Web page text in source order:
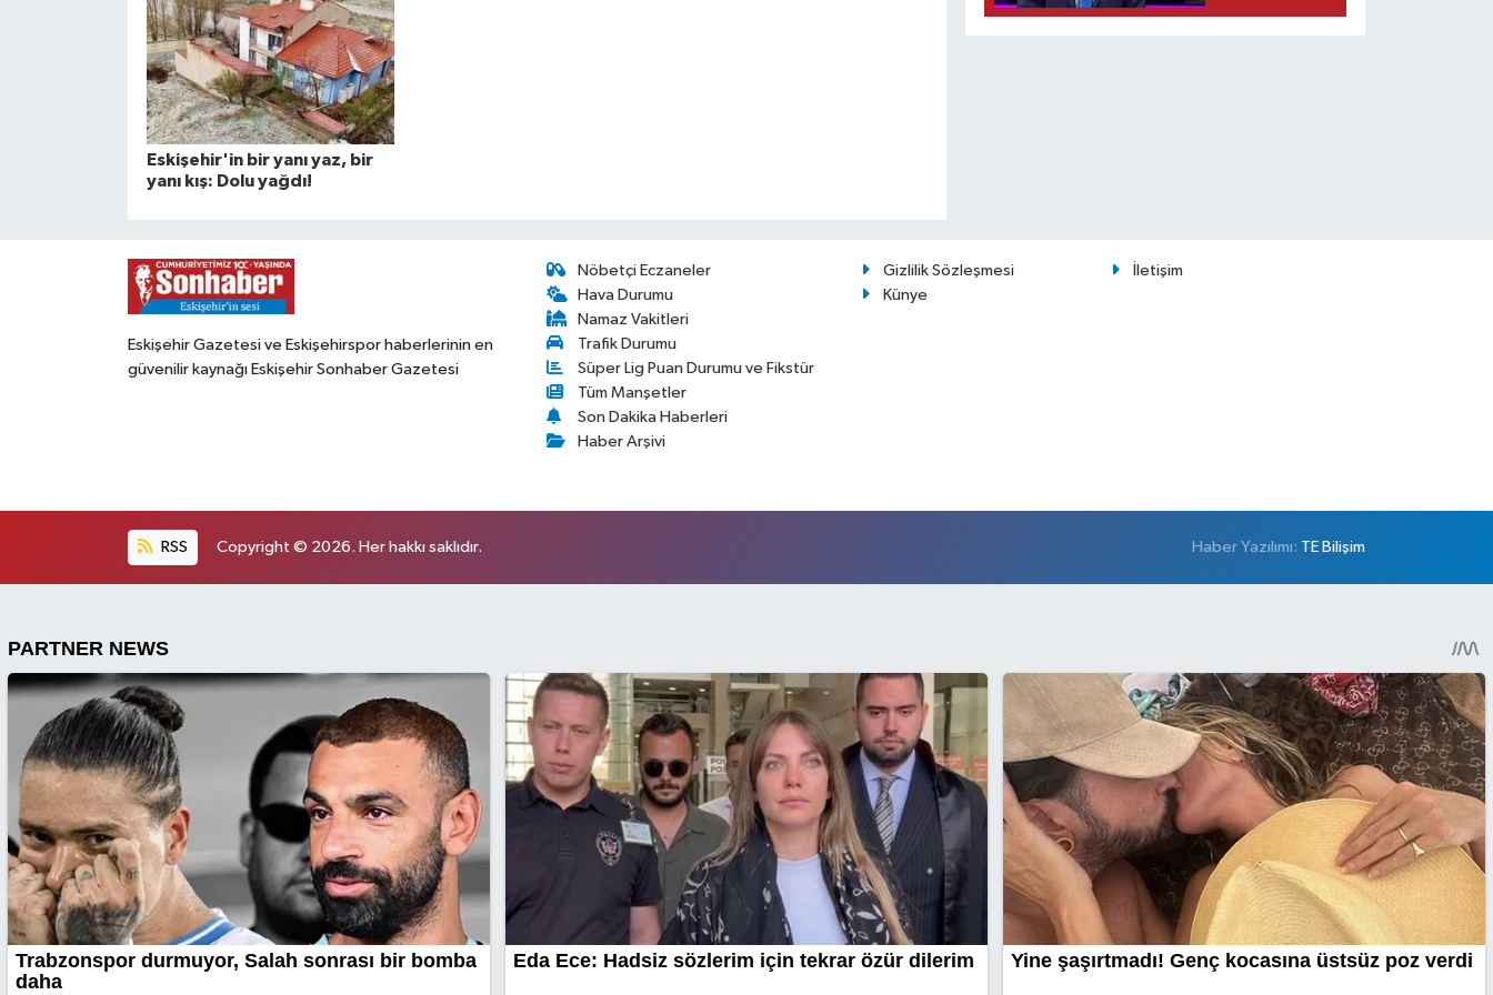
Eskişehir'in bir yanı yaz, bir
yanı kış: Dolu yağdı!
Eskişehir Gazetesi ve Eskişehirspor haberlerinin en
güvenilir kaynağı Eskişehir Sonhaber Gazetesi
Nöbetçi Eczaneler
Hava Durumu
Namaz Vakitleri
Trafik Durumu
Süper Lig Puan Durumu ve Fikstür
Tüm Manşetler
Son Dakika Haberleri
Haber Arşivi
Gizlilik Sözleşmesi
İletişim
Künye
RSS Copyright © 2026. Her hakkı saklıdır. Haber Yazılımı: TE Bilişim